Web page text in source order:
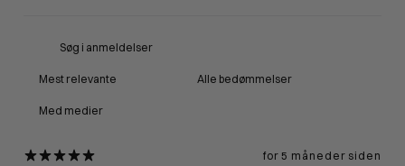
Med medier
for 5 måneder siden